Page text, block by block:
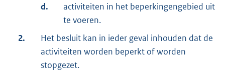
d.
activiteiten in het beperkingengebied uit
te voeren.
2.
Het besluit kan in ieder geval inhouden dat de
activiteiten worden beperkt of worden
stopgezet.